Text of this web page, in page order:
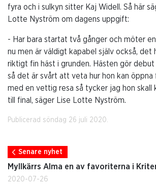
fyra och i sulkyn sitter Kaj Widell. Så här
Lotte Nyström om dagens uppgift:
- Har bara startat två gånger och möter
nu men är väldigt kapabel själv också, det
riktigt fin häst i grunden. Hästen gör
så det är svårt att veta hur hon kan öppna
med en vettig resa så tycker jag hon skall
till final, säger Lise Lotte Nyström.
Publicerad söndag 26 juli 2020.
Senare nyhet
Myllkärrs Alma en av favoriterna i
2020-07-26